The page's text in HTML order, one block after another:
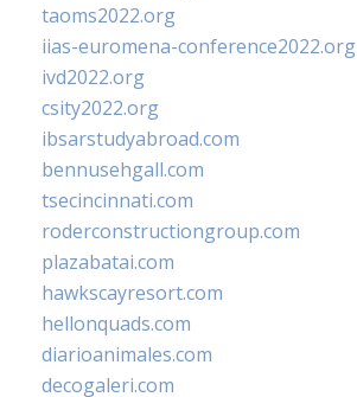
taoms2022.org
iias-euromena-conference2022.org
ivd2022.org
csity2022.org
ibsarstudyabroad.com
bennusehgall.com
tsecincinnati.com
roderconstructiongroup.com
plazabatai.com
hawkscayresort.com
hellonquads.com
diarioanimales.com
decogaleri.com